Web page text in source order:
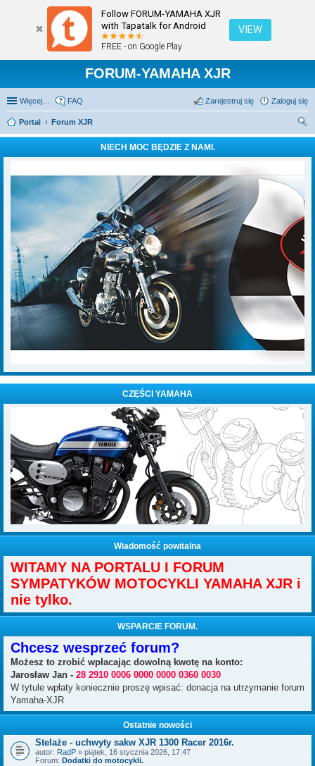
Follow FORUM-YAMAHA XJR
with Tapatalk for Android
FREE - on Google Play
VIEW
FORUM-YAMAHA XJR
Więcej… FAQ Zaloguj się
Zarejestruj się
Portal
Forum XJR
zu
kaj
NIECH MOC BĘDZIE Z NAMI.
CZĘŚCI YAMAHA
Wiadomość powitalna
WITAMY NA PORTALU I FORUM
SYMPATYKÓW MOTOCYKLI YAMAHA XJR i
nie tylko.
WSPARCIE FORUM.
Chcesz wesprzeć forum?
Możesz to zrobić wpłacając dowolną kwotę na konto:
Jarosław Jan - 28 2910 0006 0000 0000 0360 0030
W tytule wpłaty koniecznie proszę wpisać: donacja na utrzymanie forum
Yamaha-XJR
Ostatnie nowości
Stelaże - uchwyty sakw XJR 1300 Racer 2016r.
autor: RadP » piątek, 16 stycznia 2026, 17:47
Forum: Dodatki do motocykli.